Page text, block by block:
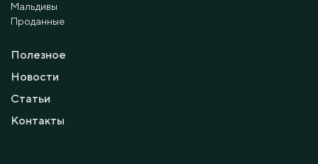
Мальдивы
Проданные
Полезное
Новости
Статьи
Контакты